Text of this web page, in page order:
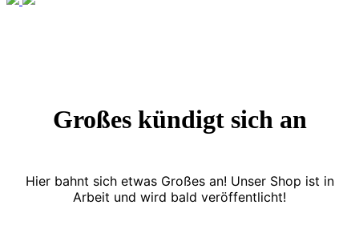
Großes kündigt sich an
Hier bahnt sich etwas Großes an! Unser Shop ist in
Arbeit und wird bald veröffentlicht!